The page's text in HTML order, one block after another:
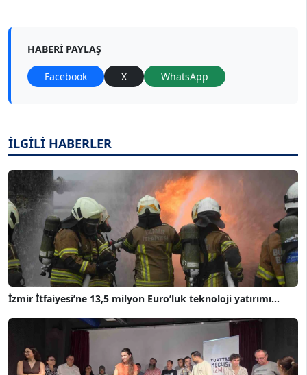
HABERI PAYLAŞ
Facebook X WhatsApp
İLGİLİ HABERLER
İzmir İtfaiyesi’ne 13,5 milyon Euro’luk teknoloji yatırımı...